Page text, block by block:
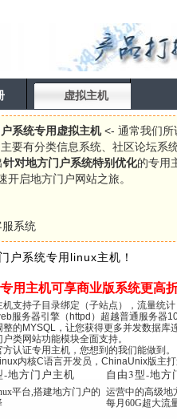
虚拟主机
系统专用虚拟主机<- 通常我们所
要有分类信息系统、社区论坛系
针对地方门户系统特别优化的专用
启地方门户网站之旅。
服系统
户系统专用linux主机！
用主机可享商业版系统更高
机支持子目录绑定（子站点），流量统
服务器引擎（httpd）超越普通服务器
整的MYSQL，让您获得更多并发数据库
类网站功能模块全面支持。
方认证专用主机，您想到的我们能做到。
内核C语言开发员，ChinaUnix版主
-地方门户主机
平台,搭建地方门户的
自由3型-地方
运营中的高级地
每月60G超大流